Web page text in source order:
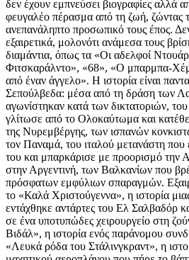
δεν έχουν εμπνεύσει βιογραφίες αλλά
φευγαλέο πέρασμα από τη ζωή, ζώντας
ανεπανάληπτο προσωπικό τους έπος.
εξαιρετικά, μολονότι ανάμεσα τους
διαμάντια, όπως τα «Οι αδελφοί
Φιτσκαράλντο», «68», «Ο μπαρμπα-
από έναν άγγελο». Η ιστορία είναι
Σεπούλβεδα: μέσα από τη δράση των
αγωνίστηκαν κατά των δικτατοριών,
γλίτωσε από το Ολοκαύτωμα και
της Νυρεμβέργης, των ισπανών
τον Παναμά, του ιταλού μετανάστη που
του και μπαρκάρισε με προορισμό την
στην Αργεντινή, των Βαλκανίων που
πρόσφατων εμφύλιων σπαραγμών.
το «Καλά Χριστούγεννα», η ιστορία
εντάχθηκε αντάρτες του Ελ Σαλβαδόρ
σε ένα υποτυπώδες χειρουργείο στη
Βιδάλ», η ιστορία ενός παράνομου
«Λευκά ρόδα του Στάλινγκραντ», η